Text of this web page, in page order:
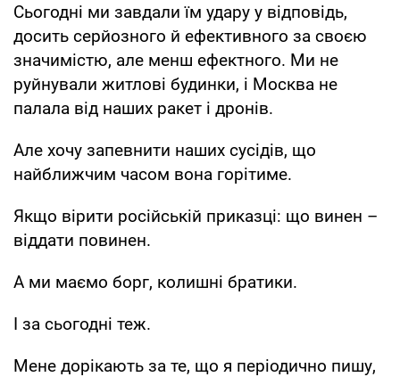
Сьогодні ми завдали їм удару у відповідь,
досить серйозного й ефективного за своєю
значимістю, але менш ефектного. Ми не
руйнували житлові будинки, і Москва не
палала від наших ракет і дронів.
Але хочу запевнити наших сусідів, що
найближчим часом вона горітиме.
Якщо вірити російській приказці: що винен –
віддати повинен.
А ми маємо борг, колишні братики.
І за сьогодні теж.
Мене дорікають за те, що я періодично пишу,